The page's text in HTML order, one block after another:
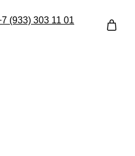
(933) 303 11 01